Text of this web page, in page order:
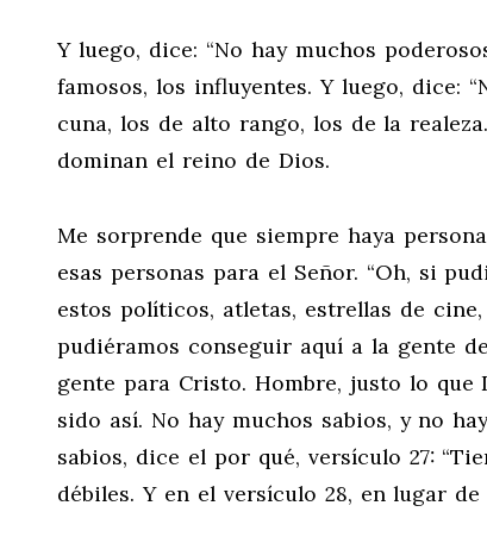
Y luego, dice: “No hay muchos
famosos, los influyentes. Y luego, dice:
cuna, los de alto rango, los de la
dominan el reino de Dios.
Me sorprende que siempre haya
esas personas para el Señor. “Oh, si
estos políticos, atletas, estrellas de
pudiéramos conseguir aquí a la gente
gente para Cristo. Hombre, justo lo que
sido así. No hay muchos sabios, y no
sabios, dice el por qué, versículo 27:
débiles. Y en el versículo 28, en lugar